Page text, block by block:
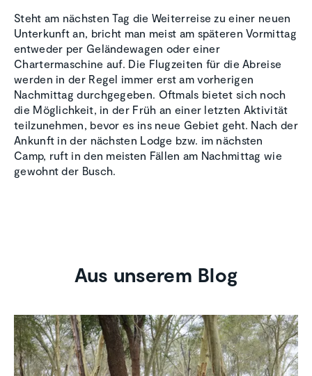
Steht am nächsten Tag die Weiterreise zu einer neuen
Unterkunft an, bricht man meist am späteren Vormittag
entweder per Geländewagen oder einer
Chartermaschine auf. Die Flugzeiten für die Abreise
werden in der Regel immer erst am vorherigen
Nachmittag durchgegeben. Oftmals bietet sich noch
die Möglichkeit, in der Früh an einer letzten Aktivität
teilzunehmen, bevor es ins neue Gebiet geht. Nach der
Ankunft in der nächsten Lodge bzw. im nächsten
Camp, ruft in den meisten Fällen am Nachmittag wie
gewohnt der Busch.
Aus unserem Blog